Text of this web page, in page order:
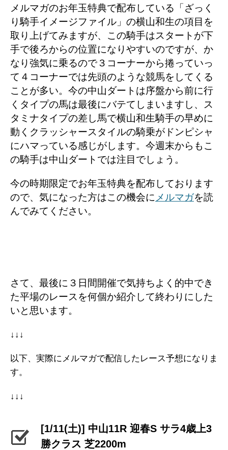
メルマガのお年玉特典で配布している「ざっく
り騎手イメージファイル」の横山和生の項目を
取り上げてみますが、この騎手はスタートが下
手で後ろからの位置になりやすいのですが、か
なり強気に乗るので３コーナーから捲っていっ
て４コーナーでは先頭のような競馬をしてくる
ことが多い。今の中山ダートは序盤から前に行
くタイプの馬は最後にバテてしまいますし、ス
タミナタイプの差し馬で横山和生騎手の早めに
動くクラッシャースタイルの騎乗がドンピシャ
にハマっている感じがします。今週末からもこ
の騎手は中山ダートでは注目でしょう。
今の時期限定でお年玉特典を配布しております
ので、気になった方はこの機会に メルマガを読
んでみてください。
さて、最後に３日間開催で気持ちよく的中でき
た平場のレースを何個か紹介して終わりにした
いと思います。
↓↓↓
以下、実際にメルマガで配信したレース予想になりま
す。
↓↓↓
[1/11(土)] 中山11R 迎春S サラ4歳上3
勝クラス 芝2200m